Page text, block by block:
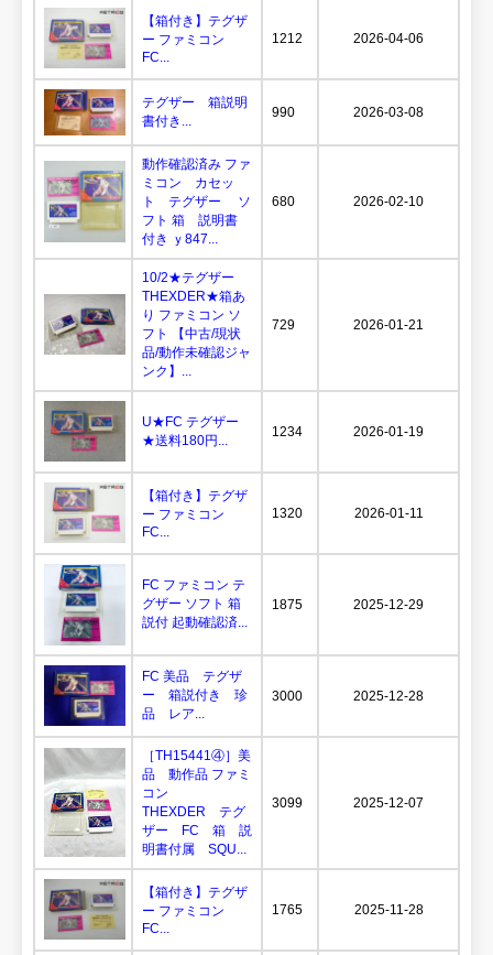
【箱付き】テグザ
ー ファミコン
FC...
1212 2026-04-06
テグザー 箱説明
書付き...
990 2026-03-08
動作確認済み ファ
ミコン カセッ
ト テグザー ソ
フト 箱 説明書
付き ｙ847...
680 2026-02-10
10/2★テグザー
THEXDER★箱あ
り ファミコン ソ
フト 【中古/現状
品/動作未確認ジャ
ンク】...
729 2026-01-21
U★FC テグザー
★送料180円...
1234 2026-01-19
【箱付き】テグザ
ー ファミコン
FC...
1320 2026-01-11
FC ファミコン テ
グザー ソフト 箱
説付 起動確認済...
1875 2025-12-29
FC 美品 テグザ
ー 箱説付き 珍
品 レア...
3000 2025-12-28
［TH15441④］美
品 動作品 ファミ
コン
THEXDER テグ
ザー FC 箱 説
明書付属 SQU...
3099 2025-12-07
【箱付き】テグザ
ー ファミコン
FC...
1765 2025-11-28